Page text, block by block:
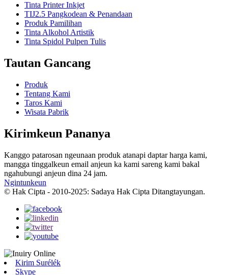
Tinta Printer Inkjet
TIJ2.5 Pangkodean & Penandaan
Produk Pamilihan
Tinta Alkohol Artistik
Tinta Spidol Pulpen Tulis
Tautan Gancang
Produk
Tentang Kami
Taros Kami
Wisata Pabrik
Kirimkeun Pananya
Kanggo patarosan ngeunaan produk atanapi daptar harga kami,
mangga tinggalkeun email anjeun ka kami sareng kami bakal
ngahubungi anjeun dina 24 jam.
Ngintunkeun
© Hak Cipta - 2010-2025: Sadaya Hak Cipta Ditangtayungan.
Kirim Surélék
Skype